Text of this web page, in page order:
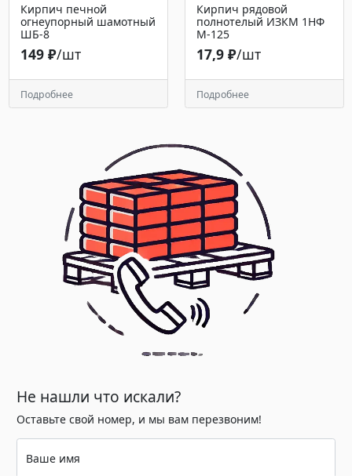
Кирпич печной
огнеупорный шамотный
ШБ-8
149 ₽/шт
Подробнее
Кирпич рядовой
полнотелый ИЗКМ 1НФ
М-125
17,9 ₽/шт
Подробнее
Не нашли что искали?
Оставьте свой номер, и мы вам перезвоним!
Ваше имя